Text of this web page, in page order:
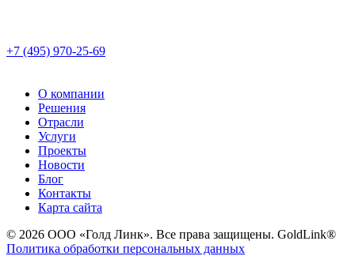
+7 (495) 970-25-69
О компании
Решения
Отрасли
Услуги
Проекты
Новости
Блог
Контакты
Карта сайта
© 2026 ООО «Голд Линк». Все права защищены. GoldLink®
Политика обработки персональных данных